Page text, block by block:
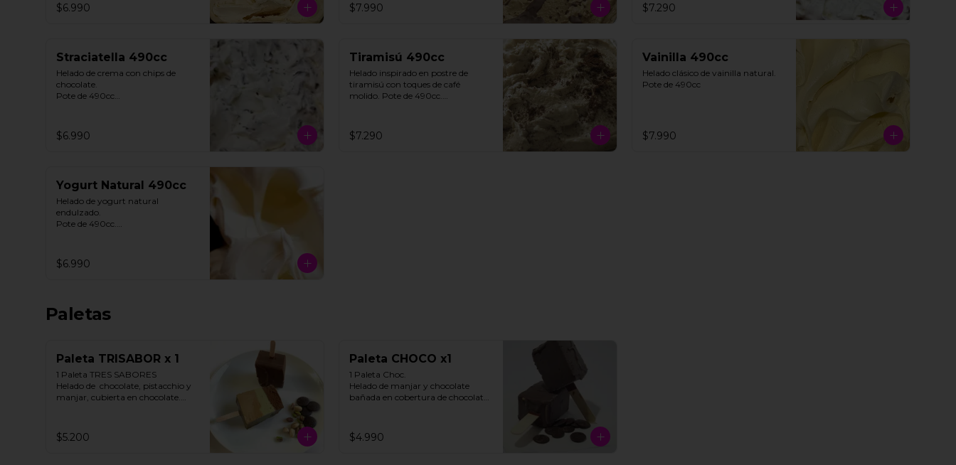
$6.990 $7.990 $7.290
Straciatella 490cc
Helado de crema con chips de
chocolate.
Pote de 490cc
$6.990
Tiramisú 490cc
Helado inspirado en postre de
tiramisú con toques de café
molido. Pote de 490cc.
**FOTO REFERENCIAL**
$7.290
Vainilla 490cc
Helado clásico de vainilla natural.
Pote de 490cc
$7.990
Yogurt Natural 490cc
Helado de yogurt natural
endulzado.
Pote de 490cc.
$6.990
Paletas
Paleta TRISABOR x 1
1 Paleta TRES SABORES
Helado de  chocolate, pistacchio y
manjar, cubierta en chocolate.
**FOTO REFERENCIAL**
$5.200
Paleta CHOCO x1
1 Paleta Choc.
Helado de manjar y chocolate
bañada en cobertura de chocolate.
$4.990